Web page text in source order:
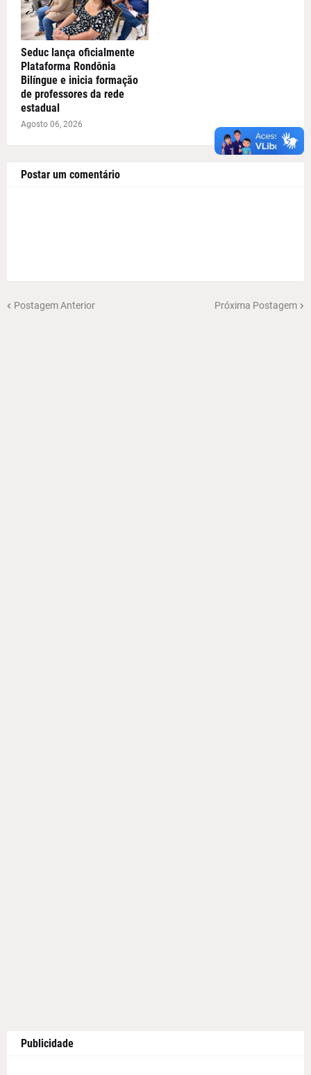
Seduc lança oficialmente
Plataforma Rondônia
Bilíngue e inicia formação
de professores da rede
estadual
Agosto 06, 2026
Postar um comentário
Postagem Anterior Próxima Postagem
Publicidade